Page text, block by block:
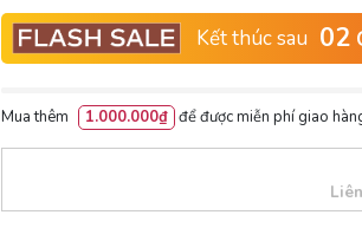
Kết thúc sau 02
Mua thêm 1.000.000₫ để được miễn phí giao